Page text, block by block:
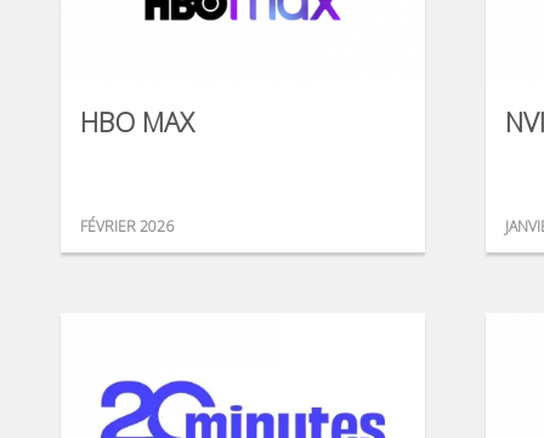
HBO MAX
FÉVRIER 2026